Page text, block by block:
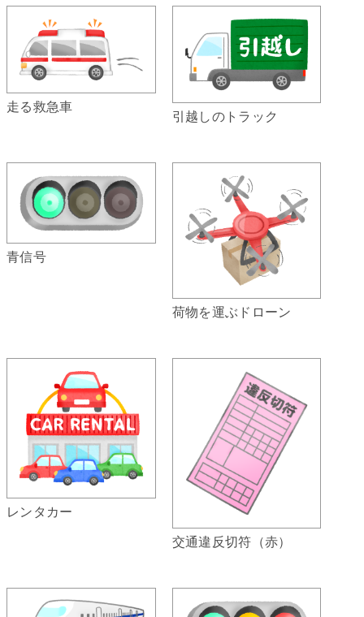
走る救急車
引越しのトラック
青信号
荷物を運ぶドローン
レンタカー
交通違反切符（赤）